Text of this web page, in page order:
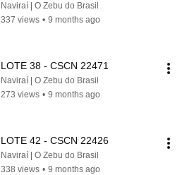
Naviraí | O Zebu do Brasil
337 views • 9 months ago
LOTE 38 - CSCN 22471
Naviraí | O Zebu do Brasil
273 views • 9 months ago
LOTE 42 - CSCN 22426
Naviraí | O Zebu do Brasil
338 views • 9 months ago